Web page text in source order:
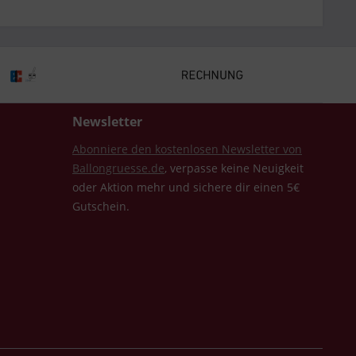
Newsletter
Abonniere den kostenlosen Newsletter von
Ballongruesse.de, verpasse keine Neuigkeit
oder Aktion mehr und sichere dir einen 5€
Gutschein.